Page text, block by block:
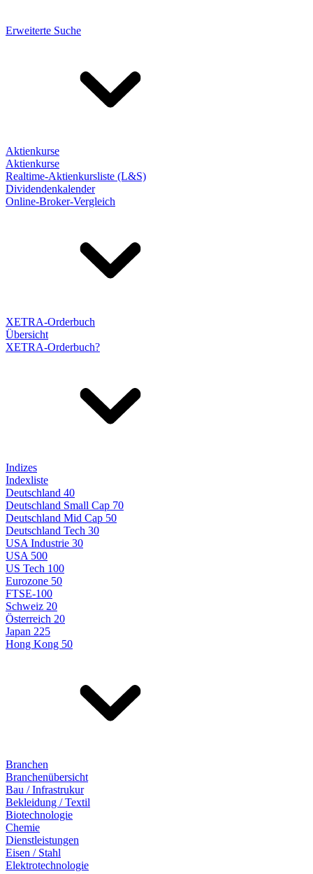
Erweiterte Suche
Aktienkurse
Aktienkurse
Realtime-Aktienkursliste (L&S)
Dividendenkalender
Online-Broker-Vergleich
XETRA-Orderbuch
Übersicht
XETRA-Orderbuch?
Indizes
Indexliste
Deutschland 40
Deutschland Small Cap 70
Deutschland Mid Cap 50
Deutschland Tech 30
USA Industrie 30
USA 500
US Tech 100
Eurozone 50
FTSE-100
Schweiz 20
Österreich 20
Japan 225
Hong Kong 50
Branchen
Branchenübersicht
Bau / Infrastrukur
Bekleidung / Textil
Biotechnologie
Chemie
Dienstleistungen
Eisen / Stahl
Elektrotechnologie